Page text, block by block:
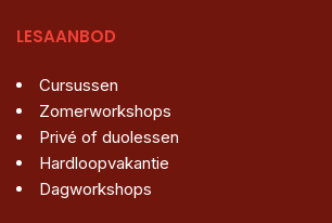
LESAANBOD
Cursussen
Zomerworkshops
Privé of duolessen
Hardloopvakantie
Dagworkshops